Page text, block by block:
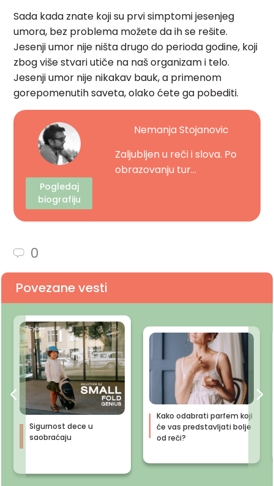
Sada kada znate koji su prvi simptomi jesenjeg
umora, bez problema možete da ih se rešite.
Jesenji umor nije ništa drugo do perioda godine, koji
zbog više stvari utiče na naš organizam i telo.
Jesenji umor nije nikakav bauk, a primenom
gorepomenutih saveta, olako ćete ga pobediti.
Pogledaj
biografiju
Nemanja Stojanovic
Zaljubljen u reči i slova. Po
obrazovanju tur...
0
Povezane vesti
Sigurnost dece u
saobraćaju
Kako odabrati parfem koji
će vas predstavljati bolje
od reči?